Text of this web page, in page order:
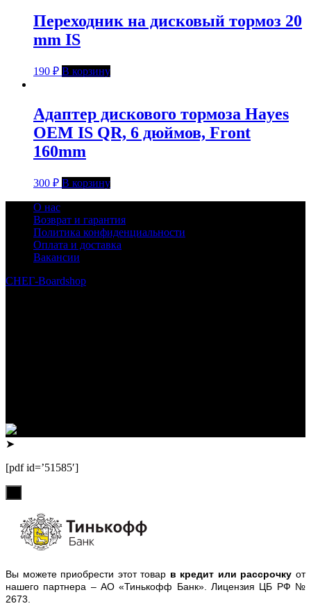
Переходник на дисковый тормоз 20
mm IS
190 ₽ В корзину
Адаптер дискового тормоза Hayes
OEM IS QR, 6 дюймов, Front
160mm
300 ₽ В корзину
О нас
Возврат и гарантия
Политика конфиденциальности
Оплата и доставка
Вакансии
СНЕГ-Boardshop
➤
[pdf id=’51585′]
Вы можете приобрести этот товар в кредит или рассрочку от
нашего партнера – АО «Тинькофф Банк». Лицензия ЦБ РФ №
2673.